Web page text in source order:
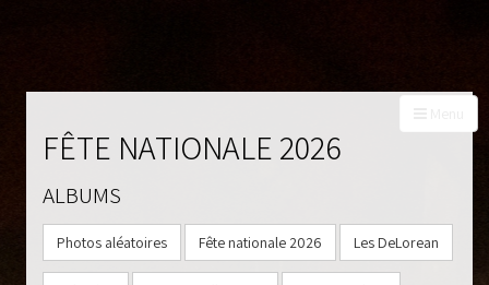
À PROPOS
PROGRAMMATION
FÊTE NATIONALE 2026
ALBUMS
Photos aléatoires Fête nationale 2026 Les DeLorean